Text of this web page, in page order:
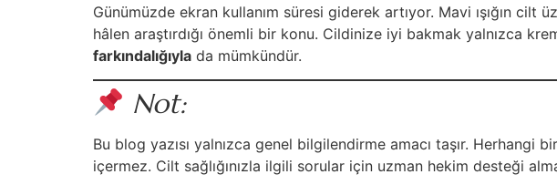
Günümüzde ekran kullanım süresi giderek artıyor. Mavi ışığın cilt
hâlen araştırdığı önemli bir konu. Cildinize iyi bakmak yalnızca
farkındalığıyla da mümkündür.
Not:
Bu blog yazısı yalnızca genel bilgilendirme amacı taşır. Herhangi
içermez. Cilt sağlığınızla ilgili sorular için uzman hekim desteği